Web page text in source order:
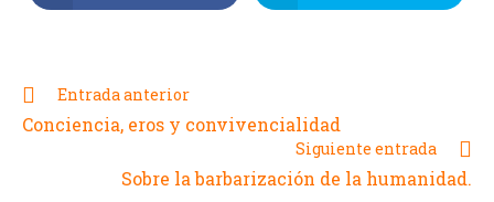
Entrada anterior
Conciencia, eros y convivencialidad
Siguiente entrada
Sobre la barbarización de la humanidad.